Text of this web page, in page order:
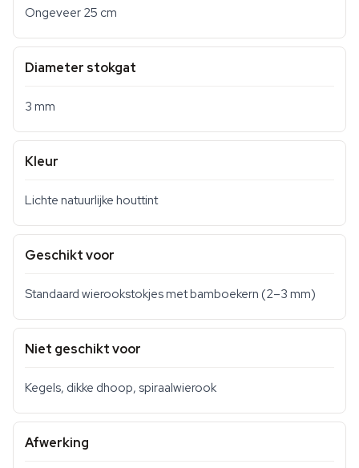
Ongeveer 25 cm
Diameter stokgat
3 mm
Kleur
Lichte natuurlijke houttint
Geschikt voor
Standaard wierookstokjes met bamboekern (2–3 mm)
Niet geschikt voor
Kegels, dikke dhoop, spiraalwierook
Afwerking